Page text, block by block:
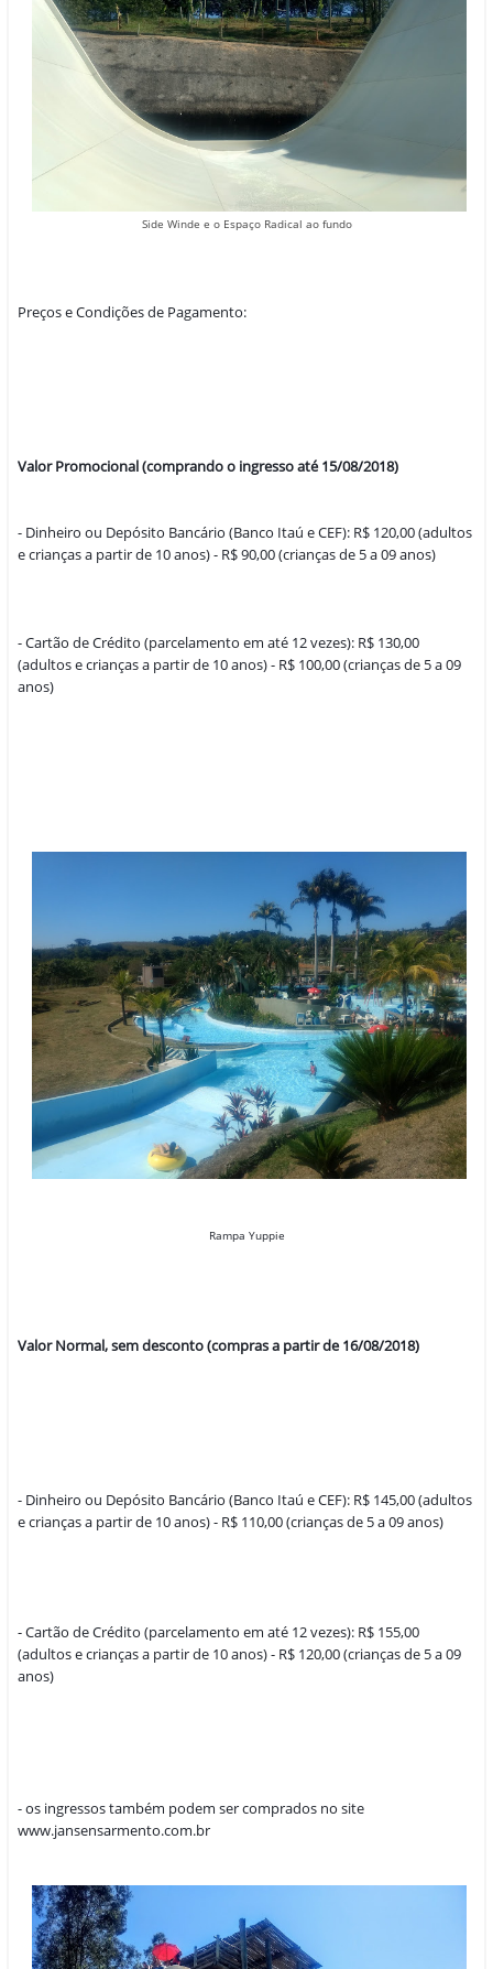
Side Winde e o Espaço Radical ao fundo
Preços e Condições de Pagamento:
Valor Promocional (comprando o ingresso até 15/08/2018)
- Dinheiro ou Depósito Bancário (Banco Itaú e CEF): R$ 120,00 (adultos
e crianças a partir de 10 anos) - R$ 90,00 (crianças de 5 a 09 anos)
- Cartão de Crédito (parcelamento em até 12 vezes): R$ 130,00
(adultos e crianças a partir de 10 anos) - R$ 100,00 (crianças de 5 a 09
anos)
Rampa Yuppie
Valor Normal, sem desconto (compras a partir de 16/08/2018)
- Dinheiro ou Depósito Bancário (Banco Itaú e CEF): R$ 145,00 (adultos
e crianças a partir de 10 anos) - R$ 110,00 (crianças de 5 a 09 anos)
- Cartão de Crédito (parcelamento em até 12 vezes): R$ 155,00
(adultos e crianças a partir de 10 anos) - R$ 120,00 (crianças de 5 a 09
anos)
- os ingressos também podem ser comprados no site
www.jansensarmento.com.br